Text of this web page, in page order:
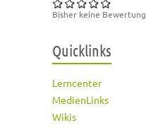
Bisher keine Bewertung
Quicklinks
Lerncenter
MedienLinks
Wikis